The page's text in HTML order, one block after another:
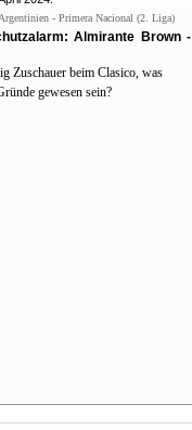
- Primera Nacional (2. Liga)
Almirante Brown -
Zuschauer beim Clasico, was
gewesen sein?